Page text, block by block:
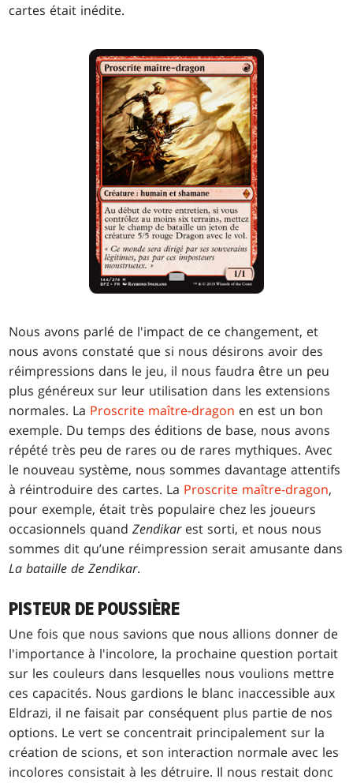
cartes était inédite.
Nous avons parlé de l'impact de ce changement, et
nous avons constaté que si nous désirons avoir des
réimpressions dans le jeu, il nous faudra être un peu
plus généreux sur leur utilisation dans les extensions
normales. La Proscrite maître-dragon en est un bon
exemple. Du temps des éditions de base, nous avons
répété très peu de rares ou de rares mythiques. Avec
le nouveau système, nous sommes davantage attentifs
à réintroduire des cartes. La Proscrite maître-dragon,
pour exemple, était très populaire chez les joueurs
occasionnels quandZendikar est sorti, et nous nous
sommes dit qu’une réimpression serait amusante dans
La bataille de Zendikar.
PISTEUR DE POUSSIÈRE
Une fois que nous savions que nous allions donner de
l'importance à l'incolore, la prochaine question portait
sur les couleurs dans lesquelles nous voulions mettre
ces capacités. Nous gardions le blanc inaccessible aux
Eldrazi, il ne faisait par conséquent plus partie de nos
options. Le vert se concentrait principalement sur la
création de scions, et son interaction normale avec les
incolores consistait à les détruire. Il nous restait donc